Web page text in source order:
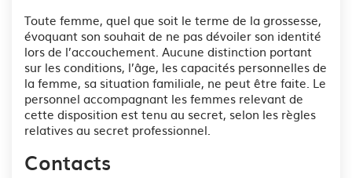
Toute femme, quel que soit le terme de la grossesse,
évoquant son souhait de ne pas dévoiler son identité
lors de l’accouchement. Aucune distinction portant
sur les conditions, l’âge, les capacités personnelles de
la femme, sa situation familiale, ne peut être faite. Le
personnel accompagnant les femmes relevant de
cette disposition est tenu au secret, selon les règles
relatives au secret professionnel.
Contacts